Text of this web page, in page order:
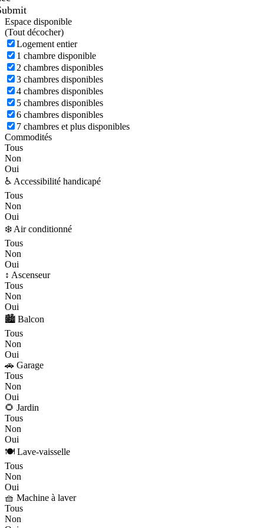
Espace disponible
(Tout décocher)
Logement entier
1 chambre disponible
2 chambres disponibles
3 chambres disponibles
4 chambres disponibles
5 chambres disponibles
6 chambres disponibles
7 chambres et plus disponibles
Commodités
Tous
Non
Oui
♿ Accessibilité handicapé
Tous
Non
Oui
❄️ Air conditionné
Tous
Non
Oui
↕️ Ascenseur
Tous
Non
Oui
🏙️ Balcon
Tous
Non
Oui
🚗 Garage
Tous
Non
Oui
🌻 Jardin
Tous
Non
Oui
🍽️ Lave-vaisselle
Tous
Non
Oui
🧺 Machine à laver
Tous
Non